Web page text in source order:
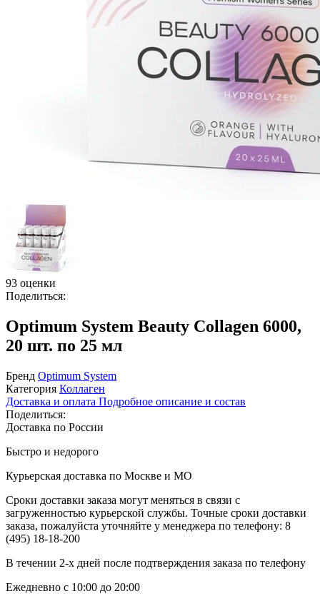
93 оценки
Поделиться:
Optimum System Beauty Collagen 6000,
20 шт. по 25 мл
Бренд Optimum System
Категория Коллаген
Доставка и оплата Подробное описание и состав
Поделиться:
Доставка по России
Быстро и недорого
Курьерская доставка по Москве и МО
Сроки доставки заказа могут меняться в связи с
загруженностью курьерской службы. Точные сроки доставки
заказа, пожалуйста уточняйте у менеджера по телефону: 8
(495) 18-18-200
В течении 2-х дней после подтверждения заказа по телефону
Ежедневно с 10:00 до 20:00